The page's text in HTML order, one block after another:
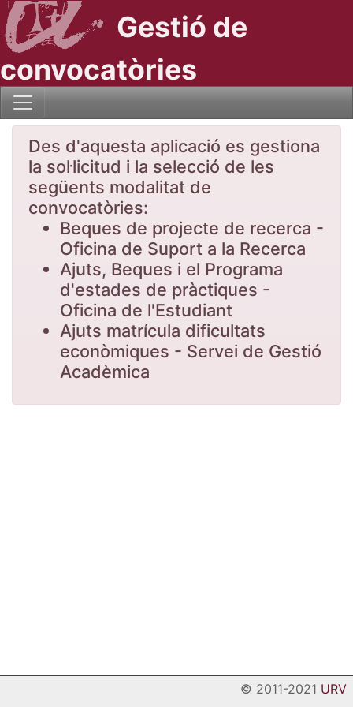
Gestió de
convocatòries
Des d'aquesta aplicació es gestiona
la sol·licitud i la selecció de les
següents modalitat de
convocatòries:
Beques de projecte de recerca -
Oficina de Suport a la Recerca
Ajuts, Beques i el Programa
d'estades de pràctiques -
Oficina de l'Estudiant
Ajuts matrícula dificultats
econòmiques - Servei de Gestió
Acadèmica
© 2011-2021 URV